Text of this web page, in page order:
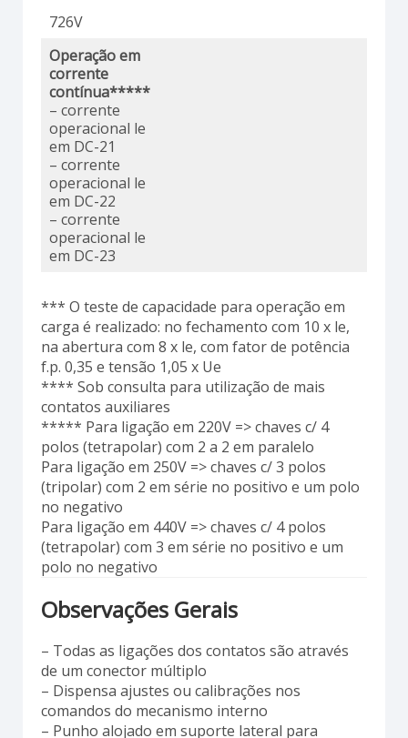
726V
Operação em
corrente
contínua*****
– corrente
operacional le
em DC-21
– corrente
operacional le
em DC-22
– corrente
operacional le
em DC-23
*** O teste de capacidade para operação em
carga é realizado: no fechamento com 10 x le,
na abertura com 8 x le, com fator de potência
f.p. 0,35 e tensão 1,05 x Ue
**** Sob consulta para utilização de mais
contatos auxiliares
***** Para ligação em 220V => chaves c/ 4
polos (tetrapolar) com 2 a 2 em paralelo
Para ligação em 250V => chaves c/ 3 polos
(tripolar) com 2 em série no positivo e um polo
no negativo
Para ligação em 440V => chaves c/ 4 polos
(tetrapolar) com 3 em série no positivo e um
polo no negativo
Observações Gerais
– Todas as ligações dos contatos são através
de um conector múltiplo
– Dispensa ajustes ou calibrações nos
comandos do mecanismo interno
– Punho alojado em suporte lateral para